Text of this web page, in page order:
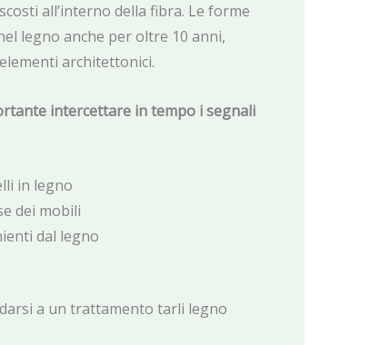
all’interno della fibra. Le forme
legno anche per oltre 10 anni,
architettonici.
intercettare in tempo i segnali
in legno
dei mobili
dal legno
a un trattamento tarli legno